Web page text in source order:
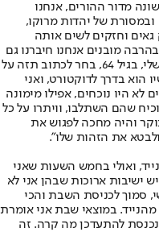
מדור ההורים, אנחנו
של יהדות מרוקו,
וחזקים לשים אותה
מובנים אנחנו חיברנו גם
את ההורים בחזרה לשורשים האלה. אבא שלי, בגיל 64, בחר לכתוב תזה על
הוא בדרך לדוקטורט, ואני
היו נוכחים, אפילו מימונה
שהם השתלבו, וויתרו על כל
והיה מחכה לפגוש את
ולבטא את הזהות שלו".
ואולי בחמש השעות שאני
ישיבות ארוכות שבהן אני לא
סמוך לכניסת השבת והכי
במוצאי שבת אני אומרת
להתעדכן מה קרה. זה